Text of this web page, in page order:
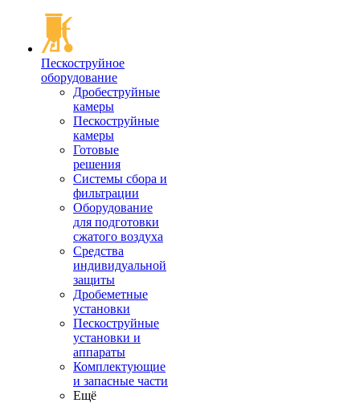
Пескоструйное
оборудование
Дробеструйные
камеры
Пескоструйные
камеры
Готовые
решения
Системы сбора и
фильтрации
Оборудование
для подготовки
сжатого воздуха
Средства
индивидуальной
защиты
Дробеметные
установки
Пескоструйные
установки и
аппараты
Комплектующие
и запасные части
Ещё